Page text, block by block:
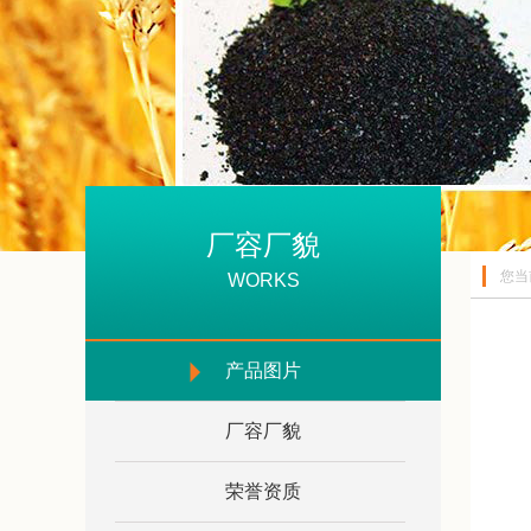
厂容厂貌
WORKS
产品图片
厂容厂貌
荣誉资质
您